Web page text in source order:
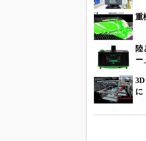
重
陸
ー
に